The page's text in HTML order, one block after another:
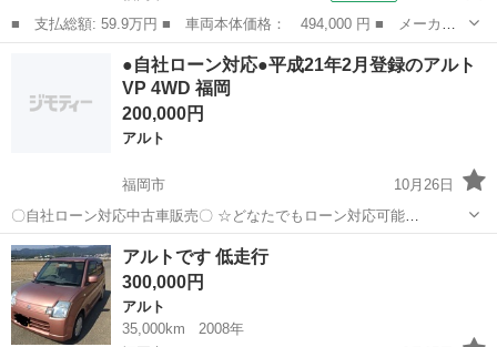
■ 支払総額: 59.9万円 ■ 車両本体価格： 494,000 円 ■ メーカー
名： スズキ ■ 車種名： アルト ■ グレード名： Ｌ ディスプ
レイオーディオ 衝突被害軽減システム 禁煙車 シートヒーター
コーナーセン...
アルト
●自社ローン対応●平成21年2月登録のアルト
VP 4WD 福岡
200,000円
アルト
福岡市
10月26日
〇自社ローン対応中古車販売〇 ☆どなたでもローン対応可能
☆ １、勤続年数の短い方や自営業の方 ２、パートを
される主婦の方や派遣社員の方 ３、自己破産等をされた方やローンが
組めない方 ４、他社様で...
福岡 福岡市 アルト 車両
アルトです 低走行
300,000円
アルト
35,000km
2008年